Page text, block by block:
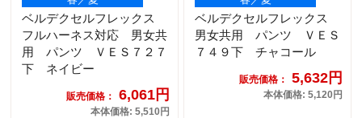
ベルデクセルフレックス
フルハーネス対応 男女共
用 パンツ ＶＥＳ７２７
下 ネイビー
販売価格： 6,061円
本体価格: 5,510円
ベルデクセルフレックス
男女共用 パンツ ＶＥＳ
７４９下 チャコール
販売価格： 5,632円
本体価格: 5,120円